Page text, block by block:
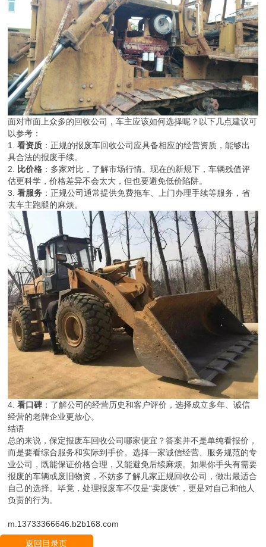
面对市面上众多的回收公司，车主应该如何选择呢？以下几点建议可
以参考：
1.看资质 ：正规的报废车回收公司应具备相应的经营资质，能够出
具合法的报废手续。
2.
比价格 ：多家对比，了解市场行情。现在的新规下，车辆残值评
估更科学，价格差异不会太大，但也要避免低价陷阱。
3.看服务 ：正规公司通常提供免费拖车、上门办理手续等服务，省
去车主跑腿的麻烦。
4.看口碑 ：了解公司的经营历史和客户评价，选择成立多年、诚信
经营的老牌企业更放心。
结语
总的来说，保定报废车回收公司哪家便宜？答案并不是单纯看报价，
而是要看综合服务和实际到手价。选择一家诚信经营、服务规范的专
业公司，既能保证价格合理，又能避免后续麻烦。如果你手头有需要
报废的车辆或废旧物资，不妨多了解几家正规回收公司，做出最适合
自己的选择。毕竟，处理报废车不仅是“卖废铁”，更是对自己和他人
负责的行为。
m.13733366646.b2b168.com
返回目录页